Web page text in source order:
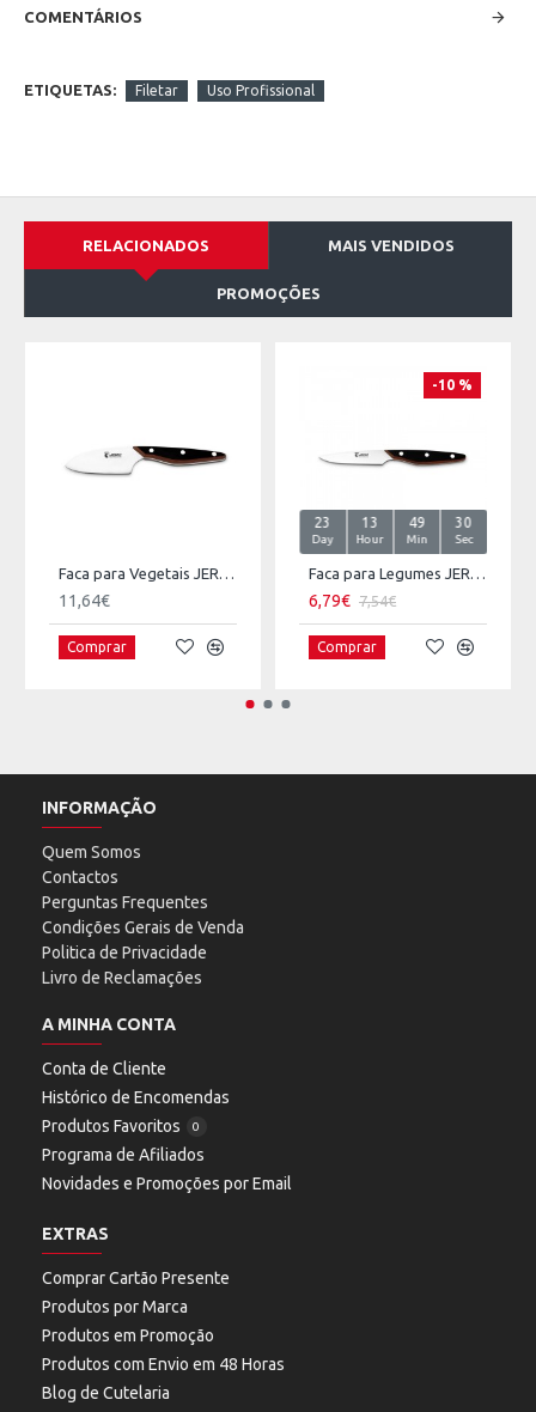
COMENTÁRIOS
ETIQUETAS: Filetar Uso Profissional
RELACIONADOS MAIS VENDIDOS
PROMOÇÕES
Faca para Vegetais JERO Coimbra
11,64€
Comprar
-10 %
23
Day
13
Hour
49
Min
29
Sec
Faca para Legumes JERO Coimbra
6,79€ 7,54€
Comprar
INFORMAÇÃO
Quem Somos
Contactos
Perguntas Frequentes
Condições Gerais de Venda
Politica de Privacidade
Livro de Reclamações
A MINHA CONTA
Conta de Cliente
Histórico de Encomendas
Produtos Favoritos
0
Programa de Afiliados
Novidades e Promoções por Email
EXTRAS
Comprar Cartão Presente
Produtos por Marca
Produtos em Promoção
Produtos com Envio em 48 Horas
Blog de Cutelaria